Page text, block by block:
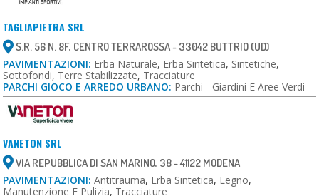
TAGLIAPIETRA SRL
S.R. 56 N. 8F, CENTRO TERRAROSSA - 33042 BUTTRIO (UD)
PAVIMENTAZIONI: Erba Naturale, Erba Sintetica, Sintetiche,
Sottofondi, Terre Stabilizzate, Tracciature
PARCHI GIOCO E ARREDO URBANO: Parchi - Giardini E Aree Verdi
VANETON SRL
VIA REPUBBLICA DI SAN MARINO, 38 - 41122 MODENA
PAVIMENTAZIONI: Antitrauma, Erba Sintetica, Legno,
Manutenzione E Pulizia, Tracciature